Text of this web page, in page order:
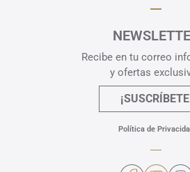
Recibe en tu correo
y ofertas
Política de